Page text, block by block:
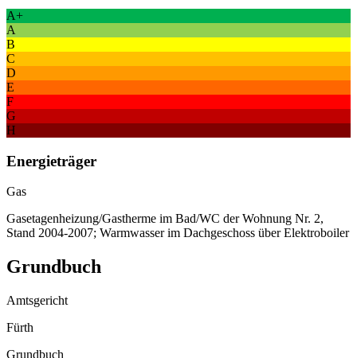
A+
A
B
C
D
E
F
G
H
Energieträger
Gas
Gasetagenheizung/Gastherme im Bad/WC der Wohnung Nr. 2,
Stand 2004-2007; Warmwasser im Dachgeschoss über Elektroboiler
Grundbuch
Amtsgericht
Fürth
Grundbuch